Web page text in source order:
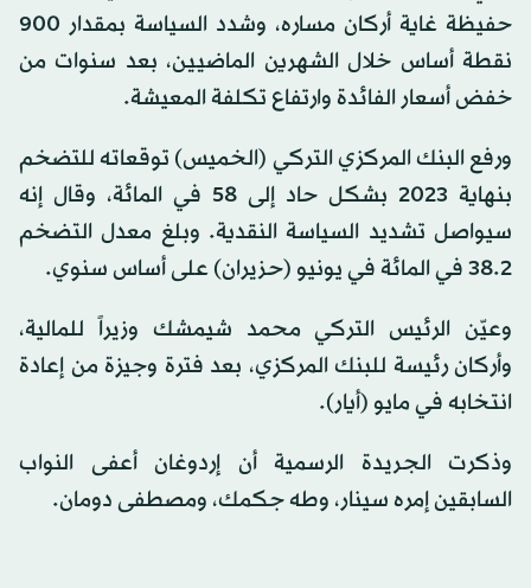
حفيظة غاية أركان مساره، وشدد السياسة بمقدار 900
نقطة أساس خلال الشهرين الماضيين، بعد سنوات من
خفض أسعار الفائدة وارتفاع تكلفة المعيشة.
ورفع البنك المركزي التركي (الخميس) توقعاته للتضخم
بنهاية 2023 بشكل حاد إلى 58 في المائة، وقال إنه
سيواصل تشديد السياسة النقدية. وبلغ معدل التضخم
38.2 في المائة في يونيو (حزيران) على أساس سنوي.
وعيّن الرئيس التركي محمد شيمشك وزيراً للمالية،
وأركان رئيسة للبنك المركزي، بعد فترة وجيزة من إعادة
انتخابه في مايو (أيار).
وذكرت الجريدة الرسمية أن إردوغان أعفى النواب
السابقين إمره سينار، وطه جكمك، ومصطفى دومان.